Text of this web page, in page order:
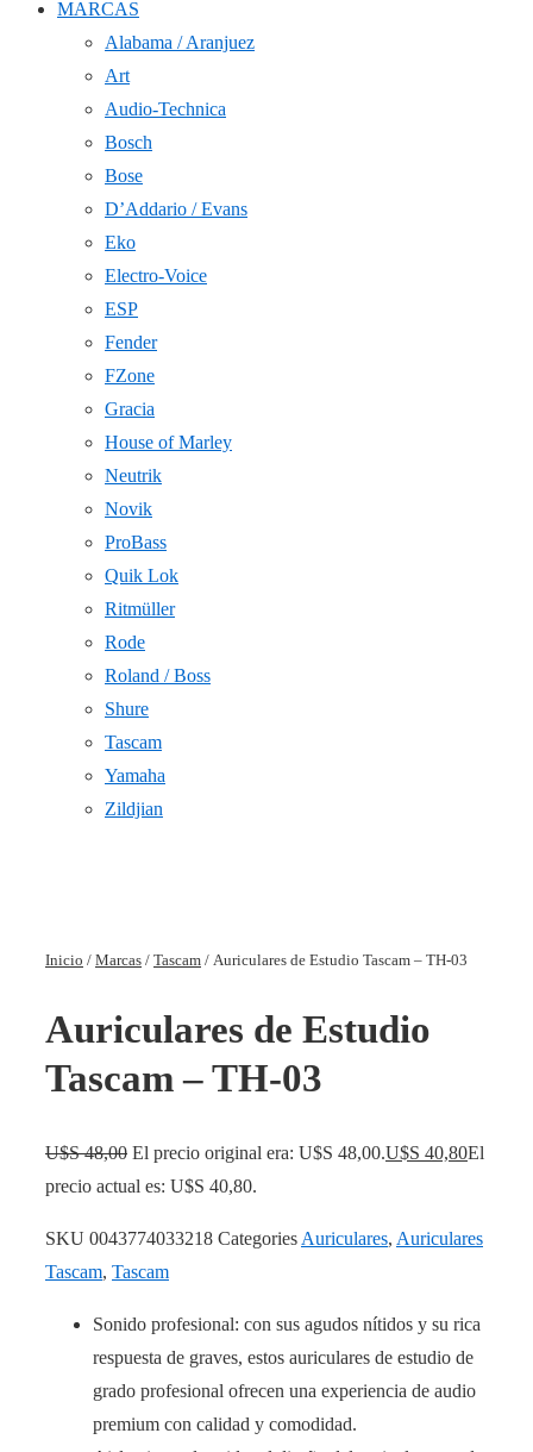
MARCAS
Alabama / Aranjuez
Art
Audio-Technica
Bosch
Bose
D’Addario / Evans
Eko
Electro-Voice
ESP
Fender
FZone
Gracia
House of Marley
Neutrik
Novik
ProBass
Quik Lok
Ritmüller
Rode
Roland / Boss
Shure
Tascam
Yamaha
Zildjian
Inicio / Marcas / Tascam / Auriculares de Estudio Tascam – TH-03
Auriculares de Estudio
Tascam – TH-03
U$S48,00 El precio original era: U$S 48,00.U$S 40,80El
precio actual es: U$S 40,80.
SKU 0043774033218 Categories Auriculares, Auriculares
Tascam, Tascam
Sonido profesional: con sus agudos nítidos y su rica
respuesta de graves, estos auriculares de estudio de
grado profesional ofrecen una experiencia de audio
premium con calidad y comodidad.